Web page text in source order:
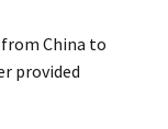
China to
provided